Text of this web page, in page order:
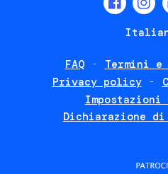
FAQ
Termini
Privacy policy
Impostazioni
Dichiarazione